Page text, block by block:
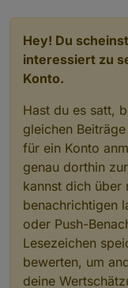
Man
Vielen
Gruß//
Hey! Du
interessiert zu
Konto.
Hast du es satt,
gleichen
für ein Konto
genau dorthin
kannst dich über
benachrichtigen
oder Push-
Lesezeichen
bewerten, um
deine